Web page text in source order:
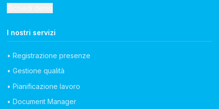
I nostri servizi
• Registrazione presenze
• Gestione qualità
• Pianificazione lavoro
• Document Manager